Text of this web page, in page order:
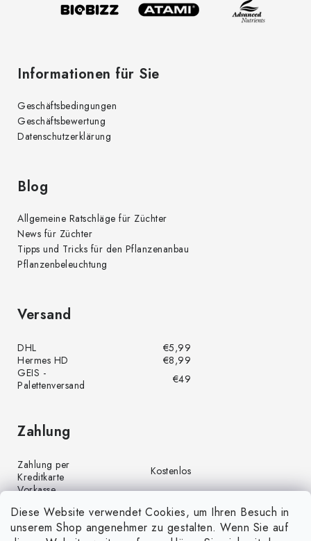
Diese Website verwendet Cookies, um Ihren Besuch in
unserem Shop angenehmer zu gestalten. Wenn Sie auf
Informationen für Sie
Geschäftsbedingungen
Geschäftsbewertung
Datenschutzerklärung
Blog
Allgemeine Ratschläge für Züchter
News für Züchter
Tipps und Tricks für den Pflanzenanbau
Pflanzenbeleuchtung
Versand
DHL
€5,99
Hermes HD
€8,99
GEIS -
Palettenversand
€49
Zahlung
Zahlung per
Kreditkarte
Kostenlos
Vorkasse
Zahlung per PayPal
Kostenlos
Nachnahme
€4,00